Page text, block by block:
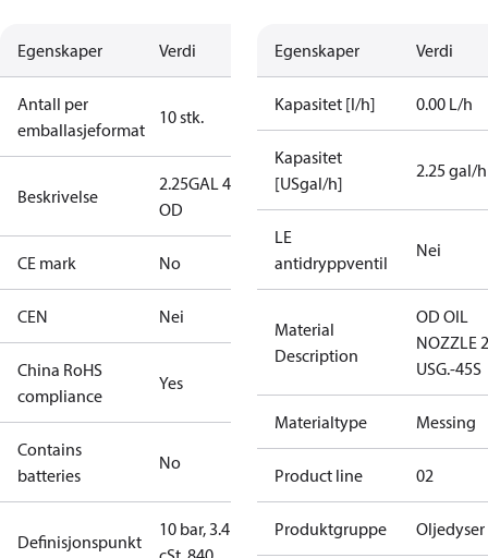
Egenskaper Verdi
Antall per
emballasjeformat
10 stk.
Beskrivelse
2.25GAL 45S
OD
CE mark No
CEN Nei
China RoHS
compliance
Yes
Contains
batteries
No
Definisjonspunkt
10 bar, 3.4
Egenskaper Verdi
Kapasitet [l/h] 0.00 L/h
Kapasitet
[USgal/h]
2.25 gal/h
LE
antidryppventil
Nei
Material
Description
OD OIL
NOZZLE
USG.-45S
Materialtype Messing
Product line 02
Produktgruppe Oljedyser